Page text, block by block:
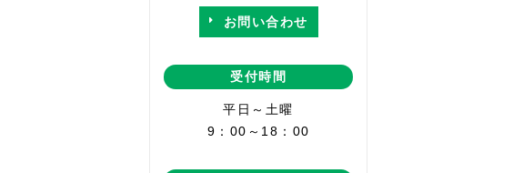
お問い合わせ
受付時間
平日～土曜
9：00～18：00